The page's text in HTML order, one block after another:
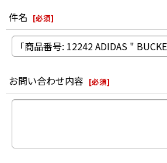
件名 [必須]
お問い合わせ内容 [必須]